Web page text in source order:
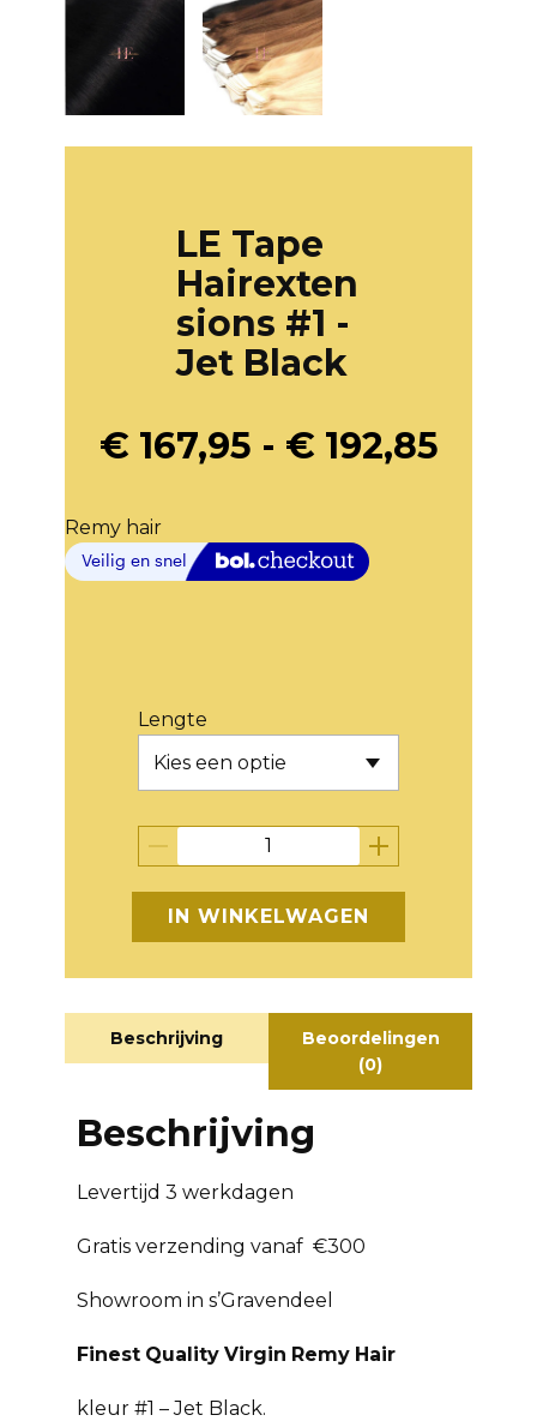
LE Tape
Hairexten
sions #1 -
Jet Black
€ 167,95 - € 192,85
Remy hair
Lengte
IN WINKELWAGEN
Beschrijving
Beoordelingen
(0)
Beschrijving
Levertijd 3 werkdagen
Gratis verzending vanaf €300
Showroom in s’Gravendeel
Finest Quality Virgin Remy Hair
kleur #1 – Jet Black.